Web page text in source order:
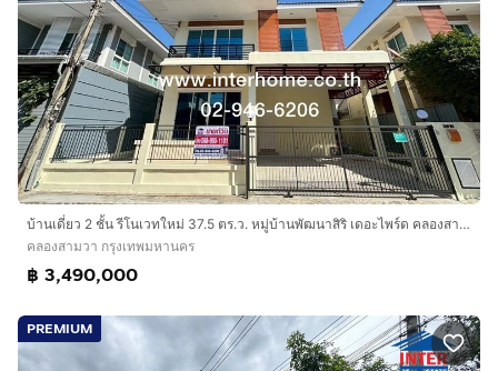
บ้านเดี่ยว 2 ชั้น รีโนเวทใหม่ 37.5 ตร.ว. หมู่บ้านพัฒนาสิริ เดอะไพร์ด คลองสามวา-ถนนเลียบคลองสอง ซอยเลียบคลองสอง18-1 ใกล้ซาฟารีเวิลด์
คลองสามวา กรุงเทพมหานคร
฿ 3,490,000
PREMIUM